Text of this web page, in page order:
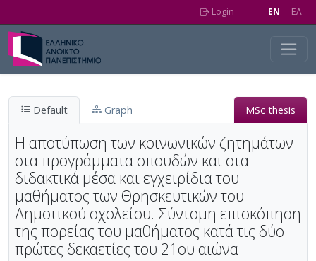
Login EN EΛ
Default Graph MSc thesis
Η αποτύπωση των κοινωνικών ζητημάτων
στα προγράμματα σπουδών και στα
διδακτικά μέσα και εγχειρίδια του
μαθήματος των Θρησκευτικών του
Δημοτικού σχολείου. Σύντομη επισκόπηση
της πορείας του μαθήματος κατά τις δύο
πρώτες δεκαετίες του 21ου αιώνα